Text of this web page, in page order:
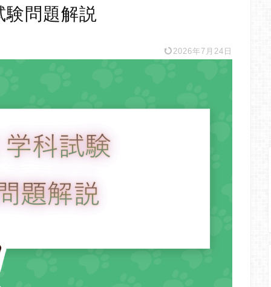
験問題解説
2026年7月24日